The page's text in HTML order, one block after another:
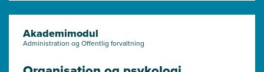
Akademimodul
Administration og Offentlig forvaltning